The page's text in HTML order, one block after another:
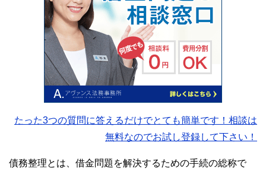
たった3つの質問に答えるだけでとても簡単です！相談は
無料なのでお試し登録して下さい！
債務整理とは、借金問題を解決するための手続の総称で